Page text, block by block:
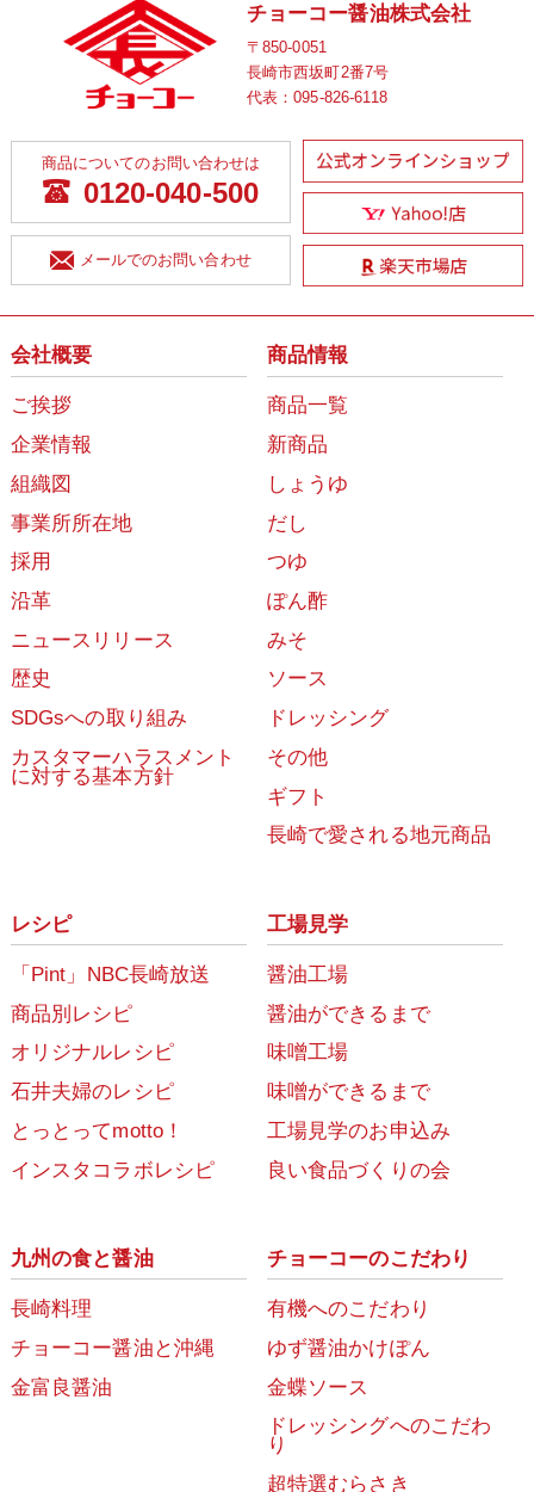
チョーコー醤油株式会社
〒850-0051
長崎市西坂町2番7号
代表：095-826-6118
商品についてのお問い合わせは
0120-040-500
メールでのお問い合わせ
会社概要
ご挨拶
企業情報
組織図
事業所所在地
採用
沿革
ニュースリリース
歴史
SDGsへの取り組み
カスタマーハラスメント
に対する基本方針
商品情報
商品一覧
新商品
しょうゆ
だし
つゆ
ぽん酢
みそ
ソース
ドレッシング
その他
ギフト
長崎で愛される地元商品
レシピ
「Pint」NBC長崎放送
商品別レシピ
オリジナルレシピ
石井夫婦のレシピ
とっとってmotto！
インスタコラボレシピ
工場見学
醤油工場
醤油ができるまで
味噌工場
味噌ができるまで
工場見学のお申込み
良い食品づくりの会
九州の食と醤油
長崎料理
チョーコー醤油と沖縄
金富良醤油
チョーコーのこだわり
有機へのこだわり
ゆず醤油かけぽん
金蝶ソース
ドレッシングへのこだわ
り
超特選むらさき